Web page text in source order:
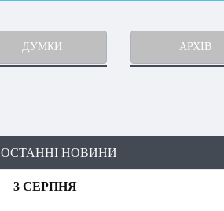
ДУМКИ АРХІВ
ОСТАННІ НОВИНИ
3 СЕРПНЯ